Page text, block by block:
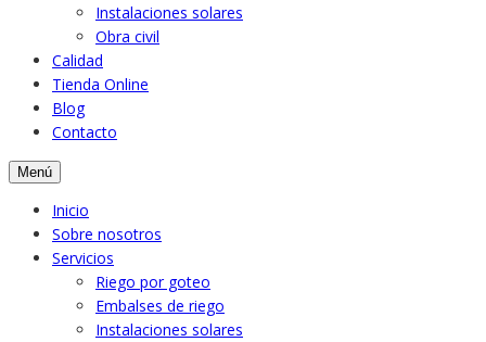
Instalaciones solares
Obra civil
Calidad
Tienda Online
Blog
Contacto
Menú
Inicio
Sobre nosotros
Servicios
Riego por goteo
Embalses de riego
Instalaciones solares